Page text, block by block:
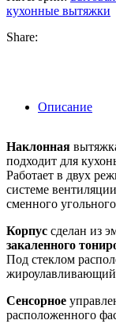
кухонные вытяжки
Share:
Описание
Наклонная
подходит для
Работает в двух
системе
сменного
Корпус сделан из
закаленного
Под стеклом
жироулавливающий
Сенсорное
расположенного